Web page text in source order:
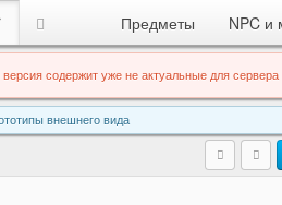
Предметы NPC и
версия содержит уже не актуальные для сервера
внешнего вида